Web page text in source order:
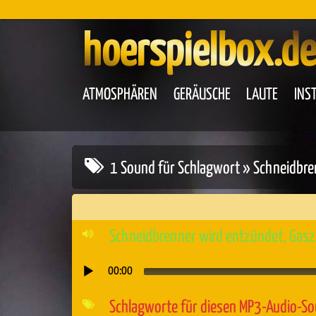
hoerspielbox.de
ATMOSPHÄREN GERÄUSCHE LAUTE
1 Sound für Schlagwort »
Schneidbrenner wird entzündet,
Audio-
Player
00:00
Schlagworte für diesen MP3-Audio-